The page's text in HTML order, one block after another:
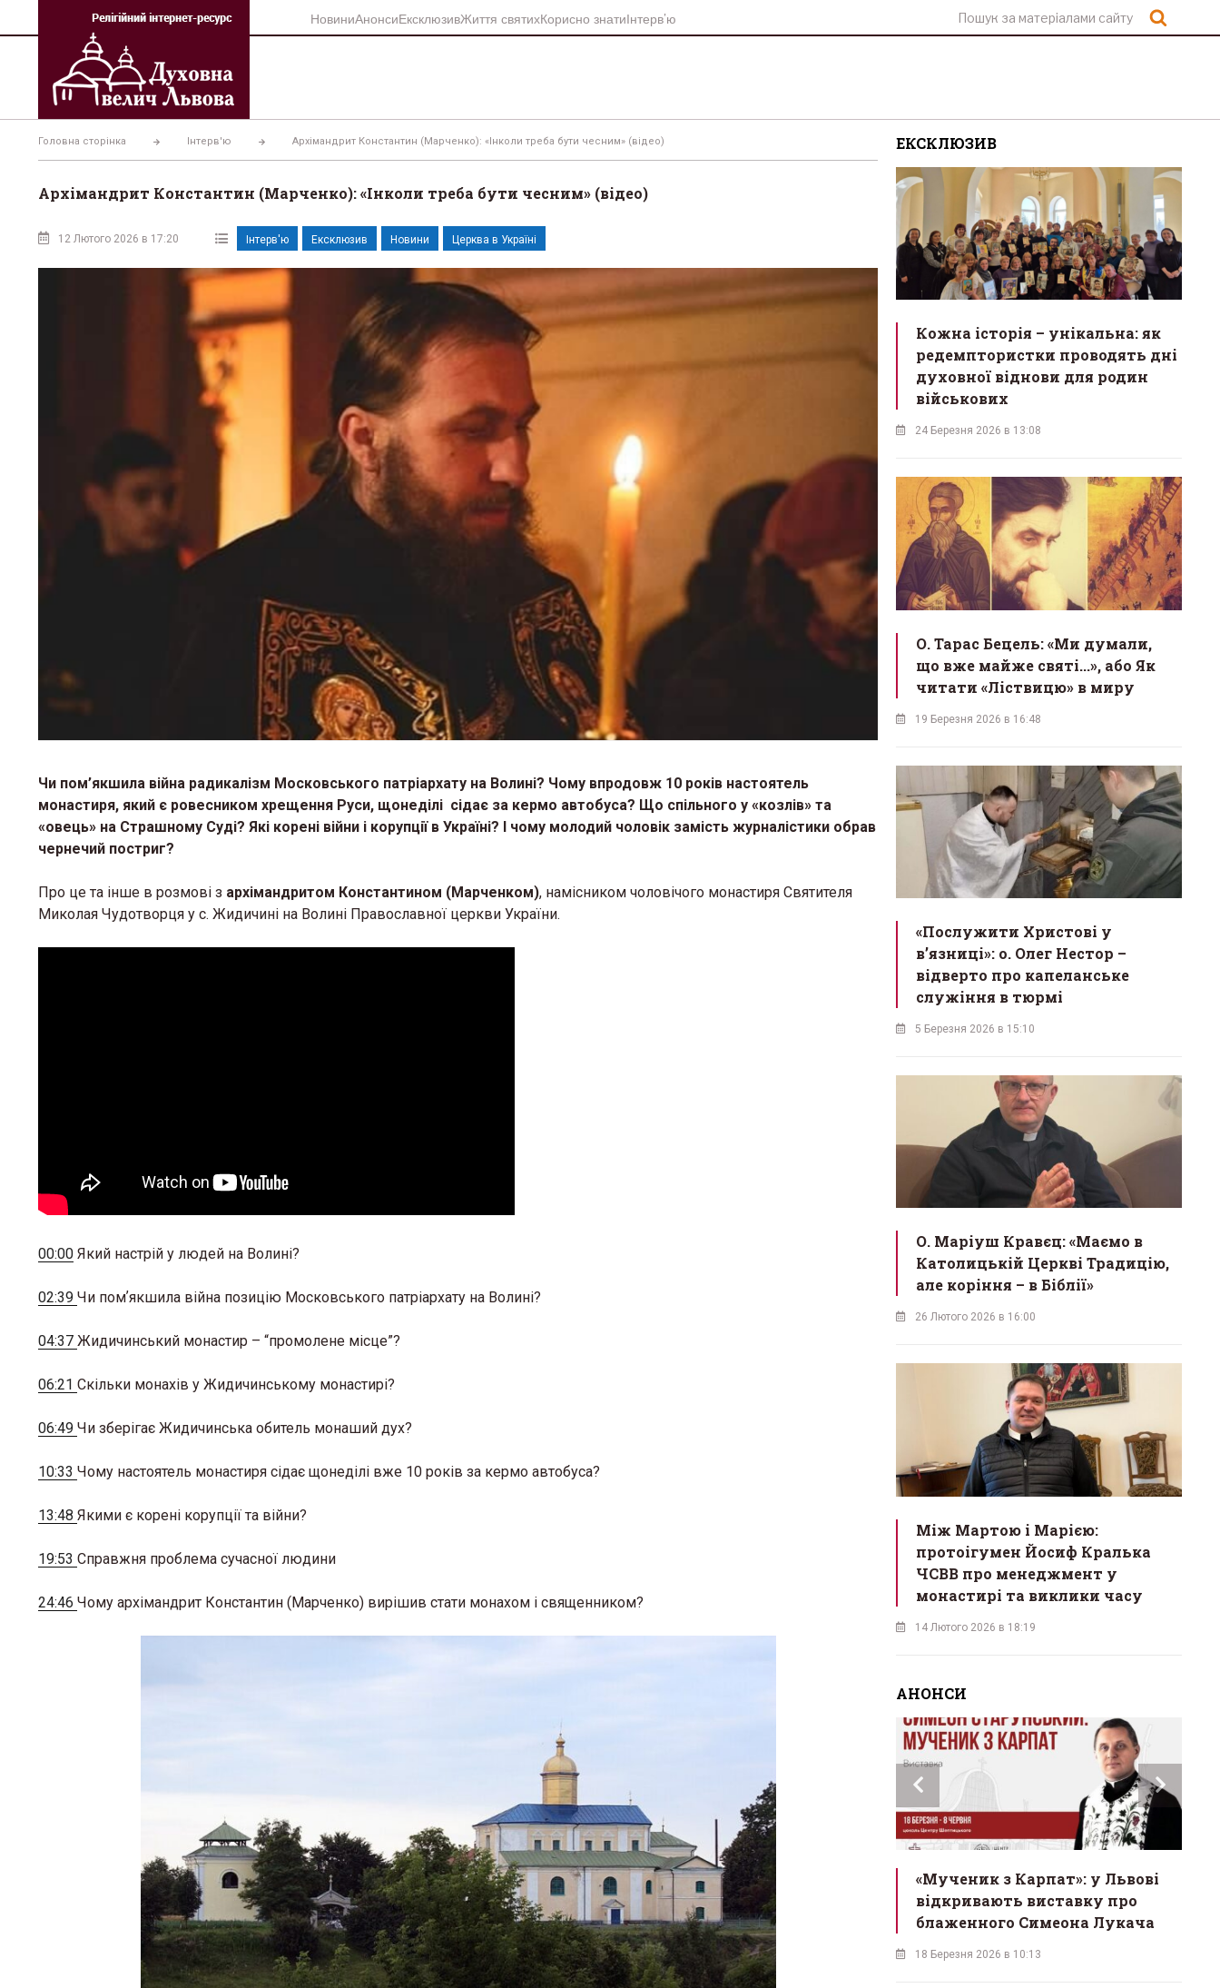
вмісту
НовиниАнонсиЕксклюзивЖиття святихКорисно знатиІнтерв’ю
Головна сторінка Інтерв'ю Архімандрит Константин (Марченко): «Інколи треба бути чесним» (відео)
Архімандрит Константин (Марченко): «Інколи треба бути чесним» (відео)
12 Лютого 2026 в 17:20 Інтерв'ю Ексклюзив Новини Церква в Україні
Чи пом’якшила війна радикалізм Московського патріархату на Волині? Чому впродовж 10 років настоятель
монастиря, який є ровесником хрещення Руси, щонеділі сідає за кермо автобуса? Що спільного у «козлів» та
«овець» на Страшному Суді? Які корені війни і корупції в Україні? І чому молодий чоловік замість журналістики обрав
чернечий постриг?
Про це та інше в розмові з архімандритом Константином (Марченком), намісником чоловічого монастиря Святителя
Миколая Чудотворця у с. Жидичині на Волині Православної церкви України.
00:00 Який настрій у людей на Волині?
02:39 Чи помʼякшила війна позицію Московського патріархату на Волині?
04:37 Жидичинський монастир – “промолене місце”?
06:21 Скільки монахів у Жидичинському монастирі?
06:49 Чи зберігає Жидичинська обитель монаший дух?
10:33 Чому настоятель монастиря сідає щонеділі вже 10 років за кермо автобуса?
13:48 Якими є корені корупції та війни?
19:53 Справжня проблема сучасної людини
24:46 Чому архімандрит Константин (Марченко) вирішив стати монахом і священником?
ЕКСКЛЮЗИВ
Кожна історія – унікальна: як
редемптористки проводять дні
духовної віднови для родин
військових
24 Березня 2026 в 13:08
О. Тарас Бецель: «Ми думали,
що вже майже святі...», або Як
читати «Ліствицю» в миру
19 Березня 2026 в 16:48
«Послужити Христові у
вʼязниці»: о. Олег Нестор –
відверто про капеланське
служіння в тюрмі
5 Березня 2026 в 15:10
О. Маріуш Кравєц: «Маємо в
Католицькій Церкві Традицію,
але коріння – в Біблії»
26 Лютого 2026 в 16:00
Між Мартою і Марією:
протоігумен Йосиф Кралька
ЧСВВ про менеджмент у
монастирі та виклики часу
14 Лютого 2026 в 18:19
АНОНСИ
«Місце, де можна відчути
тепло»: у Львові з’явиться
простір стосунків для сімей у
кризі
12 Березня 2026 в 11:45
«Жива історія у світлинах»:
музей історії релігії у Львові
запрошує на виставку
26 Березня 2026 в 11:28
«Мученик з Карпат»: у Львові
відкривають виставку про
блаженного Симеона Лукача
18 Березня 2026 в 10:13